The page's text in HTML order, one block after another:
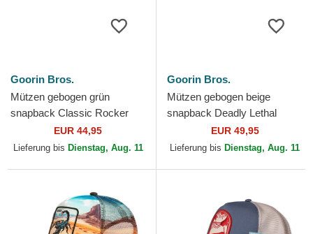
Goorin Bros.
Mützen gebogen grün
snapback Classic Rocker
Deadly The Farm Goorin
Bros.
EUR 44,95
Lieferung bis Dienstag, Aug. 11
Goorin Bros.
Mützen gebogen beige
snapback Deadly Lethal
Linen Rugged Comfort The
Farm Goorin Bros.
EUR 49,95
Lieferung bis Dienstag, Aug. 11